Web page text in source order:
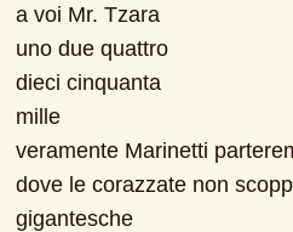
a voi Mr. Tzara
uno due quattro
dieci cinquanta
mille
veramente Marinetti
dove le corazzate non
gigantesche